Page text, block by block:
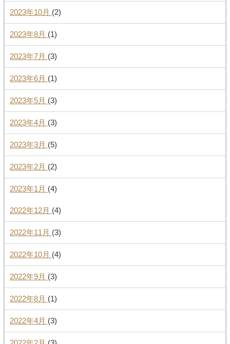
2023年10月 (2)
2023年8月 (1)
2023年7月 (3)
2023年6月 (1)
2023年5月 (3)
2023年4月 (3)
2023年3月 (5)
2023年2月 (2)
2023年1月 (4)
2022年12月 (4)
2022年11月 (3)
2022年10月 (4)
2022年9月 (3)
2022年8月 (1)
2022年4月 (3)